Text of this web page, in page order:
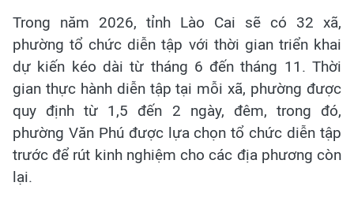
Trong năm 2026, tỉnh Lào Cai sẽ có 32 xã,
phường tổ chức diễn tập với thời gian triển khai
dự kiến kéo dài từ tháng 6 đến tháng 11. Thời
gian thực hành diễn tập tại mỗi xã, phường được
quy định từ 1,5 đến 2 ngày, đêm, trong đó,
phường Văn Phú được lựa chọn tổ chức diễn tập
trước để rút kinh nghiệm cho các địa phương còn
lại.